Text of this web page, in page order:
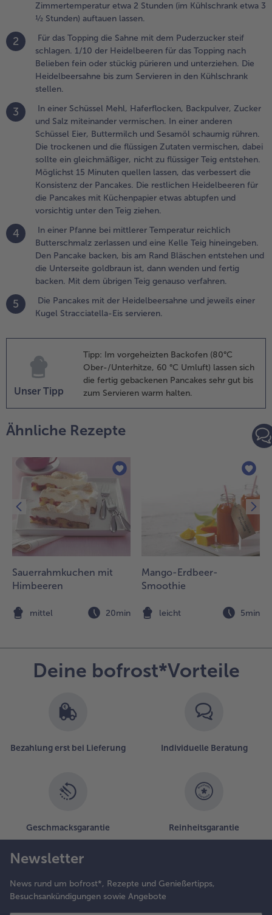
Teig
15
lassen,
verbessert
Konsistenz
Pancakes.
restlichen
mit
den Teig
einer
bei
und
Kelle
Pancake
bis
und
Unterseite
ist,
wenden
fertig
Mit
übrigen
Pancakes
Eis
Zimmertemperatur etwa 2 Stunden (im Kühlschrank etwa 3
½ Stunden) auftauen lassen.
2
Für das Topping die Sahne mit dem Puderzucker steif
schlagen. 1/10 der Heidelbeeren für das Topping nach
Belieben fein oder stückig pürieren und unterziehen. Die
Heidelbeersahne bis zum Servieren in den Kühlschrank
stellen.
3
In einer Schüssel Mehl, Haferflocken, Backpulver, Zucker
und Salz miteinander vermischen. In einer anderen
Schüssel Eier, Buttermilch und Sesamöl schaumig rühren.
Die trockenen und die flüssigen Zutaten vermischen, dabei
sollte ein gleichmäßiger, nicht zu flüssiger Teig entstehen.
Möglichst 15 Minuten quellen lassen, das verbessert die
Konsistenz der Pancakes. Die restlichen Heidelbeeren für
die Pancakes mit Küchenpapier etwas abtupfen und
vorsichtig unter den Teig ziehen.
4
In einer Pfanne bei mittlerer Temperatur reichlich
Butterschmalz zerlassen und eine Kelle Teig hineingeben.
Den Pancake backen, bis am Rand Bläschen entstehen und
die Unterseite goldbraun ist, dann wenden und fertig
backen. Mit dem übrigen Teig genauso verfahren.
5
Die Pancakes mit der Heidelbeersahne und jeweils einer
Kugel Stracciatella-Eis servieren.
Unser Tipp
Tipp: Im vorgeheizten Backofen (80°C
Ober-/Unterhitze, 60 °C Umluft) lassen sich
die fertig gebackenen Pancakes sehr gut bis
zum Servieren warm halten.
Ähnliche Rezepte
Sauerrahmkuchen mit
Himbeeren
mittel 20min
Mango-Erdbeer-
Smoothie
leicht 5min
Deine bofrost*Vorteile
Bezahlung erst bei Lieferung Individuelle Beratung
Geschmacksgarantie Reinheitsgarantie
Newsletter
News rund um bofrost*, Rezepte und Genießertipps,
Besuchsankündigungen sowie Angebote